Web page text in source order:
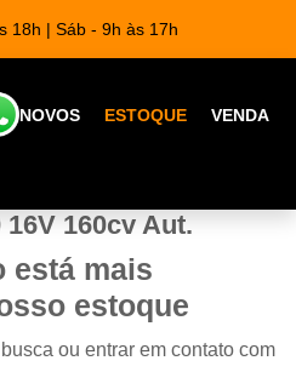
18h | Sáb - 9h às 17h
NOVOS ESTOQUE VENDA
160cv Aut.
está mais
estoque
ou entrar em contato com